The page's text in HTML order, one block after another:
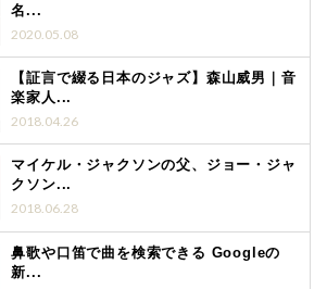
名...
2020.05.08
【証言で綴る日本のジャズ】森山威男｜音
楽家人...
2018.04.26
マイケル・ジャクソンの父、ジョー・ジャ
クソン...
2018.06.28
鼻歌や口笛で曲を検索できる Googleの
新...